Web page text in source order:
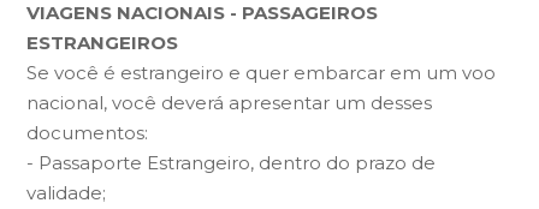
VIAGENS NACIONAIS - PASSAGEIROS
ESTRANGEIROS
Se você é estrangeiro e quer embarcar em um voo
nacional, você deverá apresentar um desses
documentos:
- Passaporte Estrangeiro, dentro do prazo de
validade;